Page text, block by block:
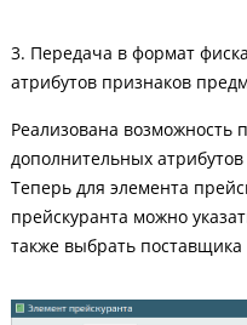
3. Передача в формат
атрибутов признаков
Реализована
дополнительных
Теперь для элемента
прейскуранта можно
также выбрать поставщика